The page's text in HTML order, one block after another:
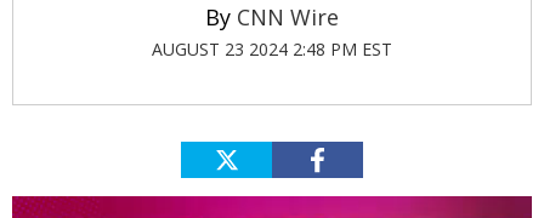
CNN Wire
AUGUST 23 2024 2:48 PM EST